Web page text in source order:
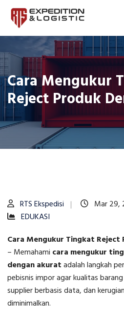
Cara Mengukur
Reject Produk
RTS Ekspedisi
Mar 29,
EDUKASI
Cara Mengukur Tingkat
– Memahami cara mengukur
dengan akuratadalah langkah
pebisnis impor agar kualitas
supplier berbasis data, dan
diminimalkan.